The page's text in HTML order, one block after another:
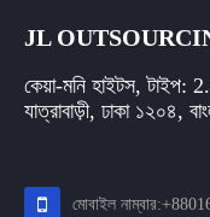
JL
কেয়া-মনি হাইটস, টাইপ:
যাত্রাবাড়ী, ঢাকা ১২০৪,
মোবাইল